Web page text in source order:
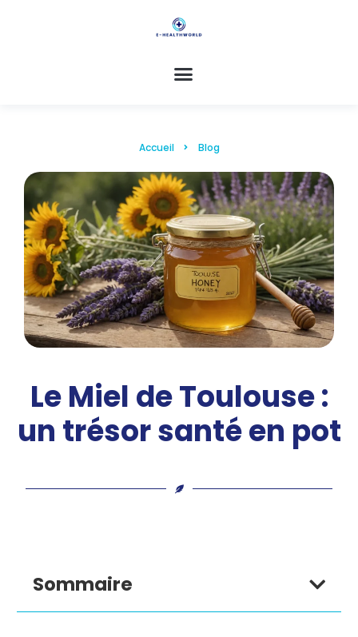
Accueil Blog
Le Miel de Toulouse :
un trésor santé en pot
Sommaire